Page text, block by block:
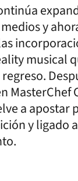
y
musical
MasterChef
a apostar
y ligado